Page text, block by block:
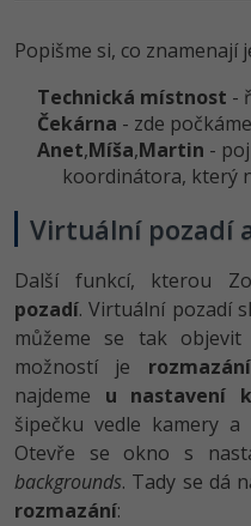
Popišme si, co znamenají
Technická místnost -
Čekárna - zde
Anet,Míša,Mar­tin -
koordinátora, který
Virtuální pozadí
Další funkcí, kterou
pozadí. Virtuální pozadí
můžeme se tak
možností je
najdeme u nastavení
šipečku vedle kamery
Otevře se okno s
backgrounds. Tady se dá
rozmazání: